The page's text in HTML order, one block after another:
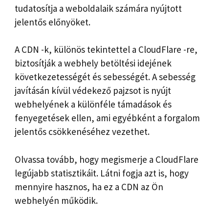
tudatosítja a weboldalaik számára nyújtott
jelentős előnyöket.
A CDN -k, különös tekintettel a CloudFlare -re,
biztosítják a webhely betöltési idejének
következetességét és sebességét. A sebesség
javításán kívül védekező pajzsot is nyújt
webhelyének a különféle támadások és
fenyegetések ellen, ami egyébként a forgalom
jelentős csökkenéséhez vezethet.
Olvassa tovább, hogy megismerje a CloudFlare
legújabb statisztikáit. Látni fogja azt is, hogy
mennyire hasznos, ha ez a CDN az Ön
webhelyén működik.